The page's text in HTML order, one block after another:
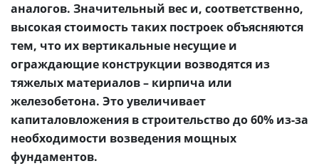
аналогов. Значительный вес и, соответственно,
высокая стоимость таких построек объясняются
тем, что их вертикальные несущие и
ограждающие конструкции возводятся из
тяжелых материалов – кирпича или
железобетона. Это увеличивает
капиталовложения в строительство до 60% из-за
необходимости возведения мощных
фундаментов.